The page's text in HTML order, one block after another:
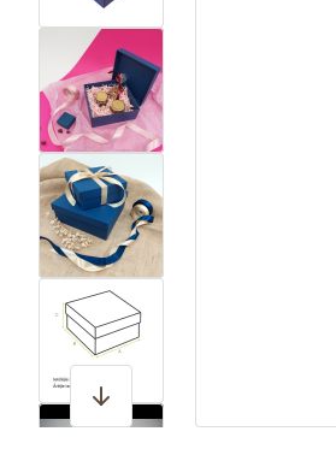
View larger image
View larger image
View larger image